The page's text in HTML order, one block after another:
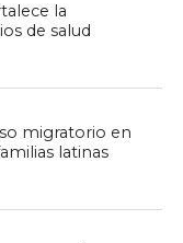
la
de salud
migratorio en
latinas